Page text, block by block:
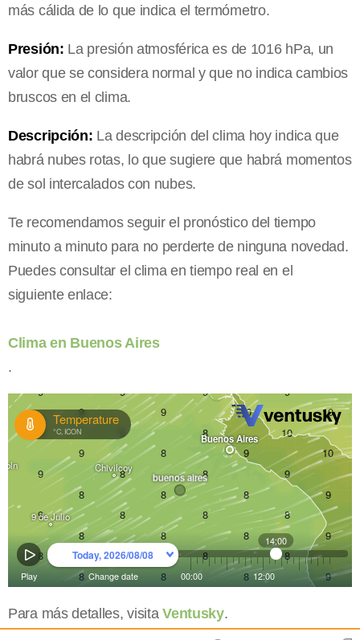
más cálida de lo que indica el termómetro.
Presión: La presión atmosférica es de 1016 hPa, un
valor que se considera normal y que no indica cambios
bruscos en el clima.
Descripción: La descripción del clima hoy indica que
habrá nubes rotas, lo que sugiere que habrá momentos
de sol intercalados con nubes.
Te recomendamos seguir el pronóstico del tiempo
minuto a minuto para no perderte de ninguna novedad.
Puedes consultar el clima en tiempo real en el
siguiente enlace:
Clima en Buenos Aires
.
Para más detalles, visitaVentusky.